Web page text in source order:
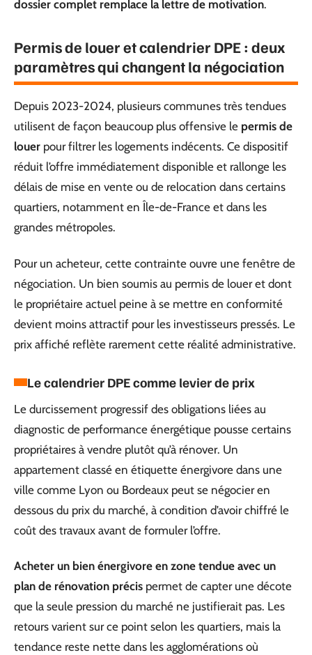
dossier complet remplace la lettre de motivation.
Permis de louer et calendrier DPE : deux
paramètres qui changent la négociation
Depuis 2023-2024, plusieurs communes très tendues
utilisent de façon beaucoup plus offensive le permis de
louer pour filtrer les logements indécents. Ce dispositif
réduit l’offre immédiatement disponible et rallonge les
délais de mise en vente ou de relocation dans certains
quartiers, notamment en Île-de-France et dans les
grandes métropoles.
Pour un acheteur, cette contrainte ouvre une fenêtre de
négociation. Un bien soumis au permis de louer et dont
le propriétaire actuel peine à se mettre en conformité
devient moins attractif pour les investisseurs pressés. Le
prix affiché reflète rarement cette réalité administrative.
Le calendrier DPE comme levier de prix
Le durcissement progressif des obligations liées au
diagnostic de performance énergétique pousse certains
propriétaires à vendre plutôt qu’à rénover. Un
appartement classé en étiquette énergivore dans une
ville comme Lyon ou Bordeaux peut se négocier en
dessous du prix du marché, à condition d’avoir chiffré le
coût des travaux avant de formuler l’offre.
Acheter un bien énergivore en zone tendue avec un
plan de rénovation précis permet de capter une décote
que la seule pression du marché ne justifierait pas. Les
retours varient sur ce point selon les quartiers, mais la
tendance reste nette dans les agglomérations où